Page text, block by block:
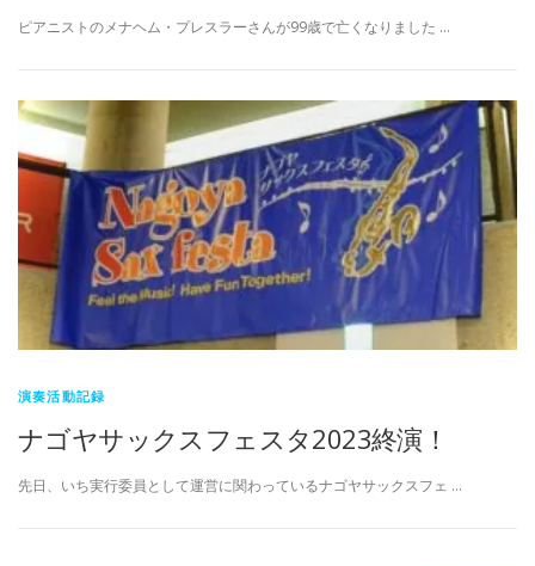
ピアニストのメナヘム・プレスラーさんが99歳で亡くなりました …
演奏活動記録
ナゴヤサックスフェスタ2023終演！
先日、いち実行委員として運営に関わっているナゴヤサックスフェ …